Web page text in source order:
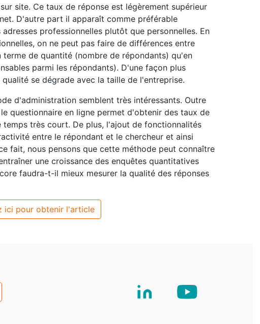
site. Ce taux de réponse est légèrement supérieur
D'autre part il apparaît comme préférable
professionnelles plutôt que personnelles. En
on ne peut pas faire de différences entre
de quantité (nombre de répondants) qu'en
parmi les répondants). D'une façon plus
se dégrade avec la taille de l'entreprise.
d'administration semblent très intéressants. Outre
questionnaire en ligne permet d'obtenir des taux de
temps très court. De plus, l'ajout de fonctionnalités
entre le répondant et le chercheur et ainsi
fait, nous pensons que cette méthode peut connaître
une croissance des enquêtes quantitatives
faudra-t-il mieux mesurer la qualité des réponses
ici pour obtenir l'article